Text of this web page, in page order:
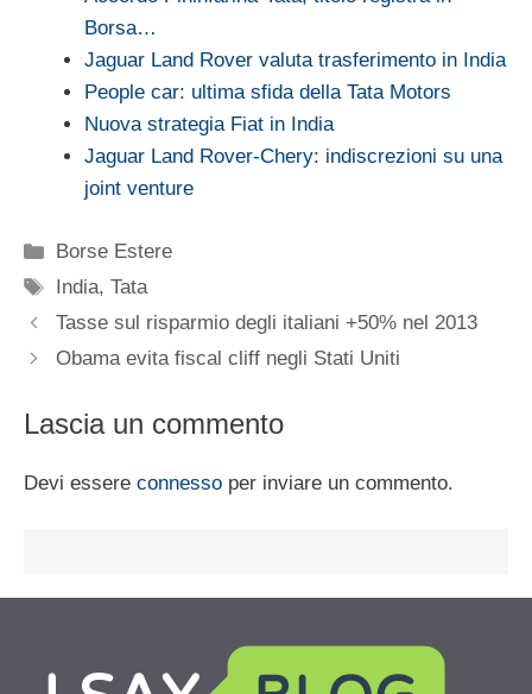
Borsa…
Jaguar Land Rover valuta trasferimento in India
People car: ultima sfida della Tata Motors
Nuova strategia Fiat in India
Jaguar Land Rover-Chery: indiscrezioni su una
joint venture
Categorie
Borse Estere
Tag
India,Tata
Tasse sul risparmio degli italiani +50% nel 2013
Obama evita fiscal cliff negli Stati Uniti
Lascia un commento
Devi essere connesso per inviare un commento.